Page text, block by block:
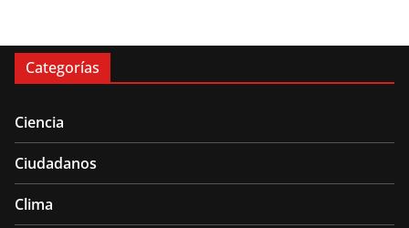
Categorías
Ciencia
Ciudadanos
Clima